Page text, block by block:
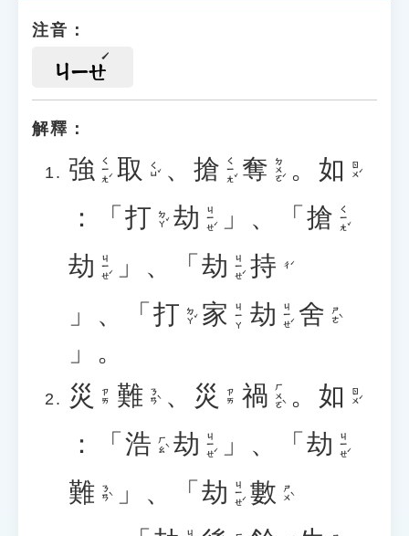
注音：
ㄐㄧㄝ
解釋：
強 ㄑㄧㄤˊ 取 ㄑㄩˇ 、 搶 ㄑㄧㄤˇ 奪 ㄉㄨㄛˊ 。 如 ㄖㄨˊ
：「 打 ㄉㄚˇ 劫 ㄐㄧㄝˊ 」、「 搶 ㄑㄧㄤˇ
劫 ㄐㄧㄝˊ 」、「 劫 ㄐㄧㄝˊ 持 ㄔˊ
」、「 打 ㄉㄚˇ 家 ㄐㄧㄚ 劫 ㄐㄧㄝˊ 舍 ㄕㄜˋ
」。
災
ㄗㄞ 難 ㄋㄢˋ 、 災 ㄗㄞ 禍 ㄏㄨㄛˋ 。 如 ㄖㄨˊ
：「 浩 ㄏㄠˋ 劫 ㄐㄧㄝˊ 」、「 劫 ㄐㄧㄝˊ
難 ㄋㄢˋ 」、「 劫 ㄐㄧㄝˊ 數 ㄕㄨˋ